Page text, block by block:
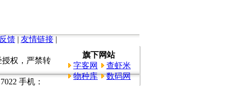
馈| 友情链接|
授权，严禁转
手机：
旗下网站
字客网
查虾米
物种库
数码网